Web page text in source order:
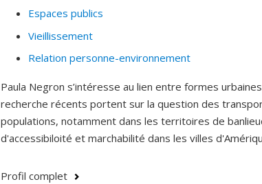
Espaces publics
Vieillissement
Relation personne-environnement
Paula Negron s’intéresse au lien entre formes
recherche récents portent sur la question des
populations, notamment dans les territoires de
d'accessibiloité et marchabilité dans les villes
Profil complet